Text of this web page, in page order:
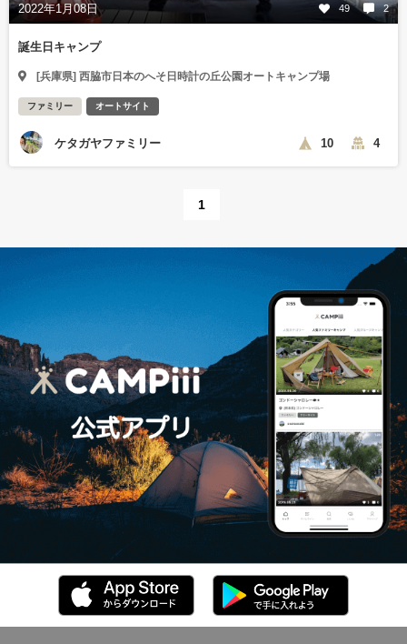
2022年1月08日 49 2
誕生日キャンプ
[兵庫県] 西脇市日本のへそ日時計の丘公園オートキャンプ場
ファミリー オートサイト
ケタガヤファミリー 10 4
1